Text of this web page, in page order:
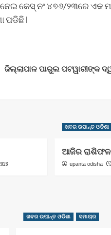
କେସ୍ ନଂ ୪୭୬/୨୩ରେ ଏକ
ପଡିଛି l
ଜିଲ୍ଲାପାଳ ପାରୁଲ ପଟୱାରୀଙ୍କ
ଖବର ଉପାନ୍ତ ଓଡିଶା
ଆଜିର
upanta odisha
ଖବର ଉପାନ୍ତ ଓଡିଶା ସମାଚାର